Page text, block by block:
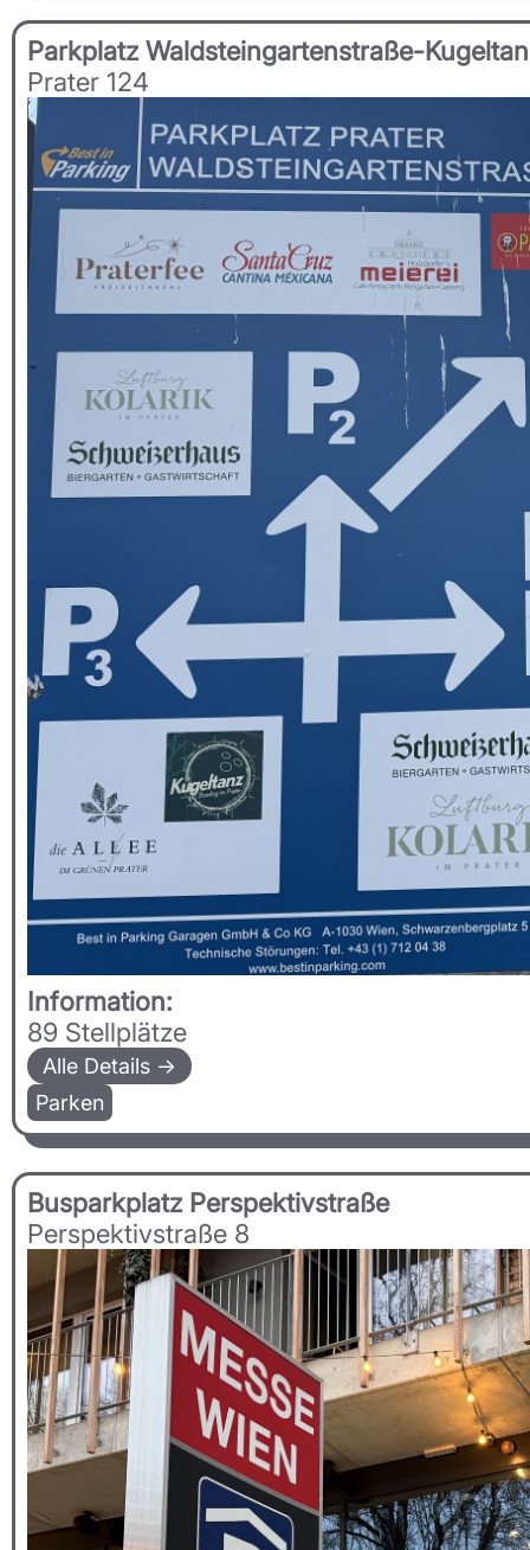
Parkplatz Waldsteingartenstraße-
Prater 124
Information:
89 Stellplätze
Alle Details →
Parken
Busparkplatz Perspektivstraße
Perspektivstraße 8